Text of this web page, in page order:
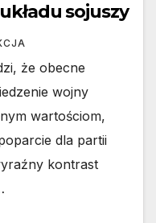
sojuszy
że obecne
wojny
wartościom,
dla partii
kontrast